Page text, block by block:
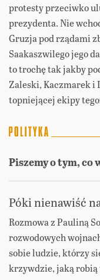
protesty przeciwko
prezydenta. Nie
Gruzja pod rządami
Saakaszwilego jego
to trochę tak jakby
Zaleski, Kaczmarek i
topniejącej ekipy
Piszemy o tym, co
Póki nienawiść
Rozmowa z Pauliną
rozwodowych
sobie ludzie, którzy
krzywdzie, jaką